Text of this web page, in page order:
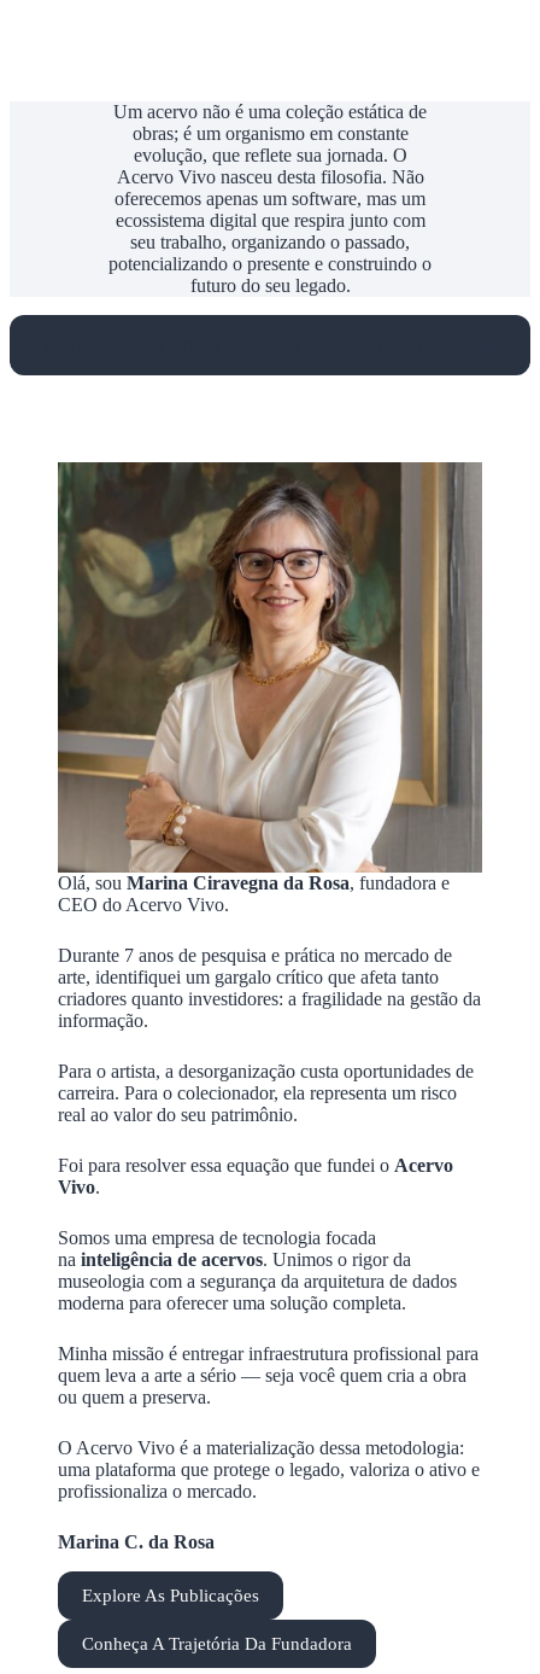
Um acervo não é uma coleção estática de
obras; é um organismo em constante
evolução, que reflete sua jornada. O
Acervo Vivo nasceu desta filosofia. Não
oferecemos apenas um software, mas um
ecossistema digital que respira junto com
seu trabalho, organizando o passado,
potencializando o presente e construindo o
futuro do seu legado.
Olá, sou Marina Ciravegna da Rosa, fundadora e
CEO do Acervo Vivo.
Durante 7 anos de pesquisa e prática no mercado de
arte, identifiquei um gargalo crítico que afeta tanto
criadores quanto investidores: a fragilidade na gestão da
informação.
Para o artista, a desorganização custa oportunidades de
carreira. Para o colecionador, ela representa um risco
real ao valor do seu patrimônio.
Foi para resolver essa equação que fundei o Acervo
Vivo.
Somos uma empresa de tecnologia focada
na inteligência de acervos. Unimos o rigor da
museologia com a segurança da arquitetura de dados
moderna para oferecer uma solução completa.
Minha missão é entregar infraestrutura profissional para
quem leva a arte a sério — seja você quem cria a obra
ou quem a preserva.
O Acervo Vivo é a materialização dessa metodologia:
uma plataforma que protege o legado, valoriza o ativo e
profissionaliza o mercado.
Marina C. da Rosa
Explore As Publicações
Conheça A Trajetória Da Fundadora